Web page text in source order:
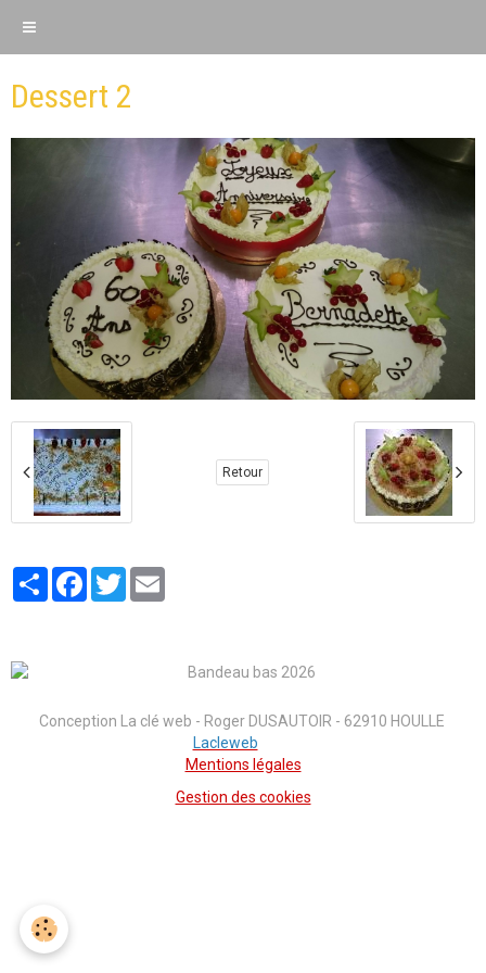
Dessert 2
Retour
PartagerFacebook
Twitter
Conception La clé web - Roger DUSAUTOIR - 62910 HOULLE
Lacleweb
Mentions légales
Gestion des cookies